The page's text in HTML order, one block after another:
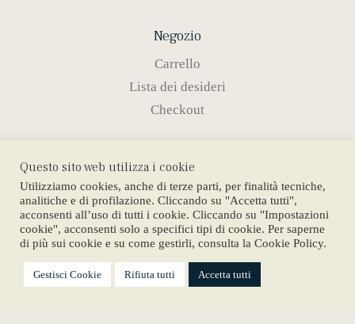
Negozio
Carrello
Lista dei desideri
Checkout
Prodotti
Anelli
Girocolli
Braccialetti
Orecchini
Questo sito web utilizza i cookie
Utilizziamo cookies, anche di terze parti, per finalità tecniche,
analitiche e di profilazione. Cliccando su "Accetta tutti",
acconsenti all’uso di tutti i cookie. Cliccando su "Impostazioni
cookie", acconsenti solo a specifici tipi di cookie. Per saperne
di più sui cookie e su come gestirli, consulta la Cookie Policy.
Gestisci Cookie Rifiuta tutti Accetta tutti